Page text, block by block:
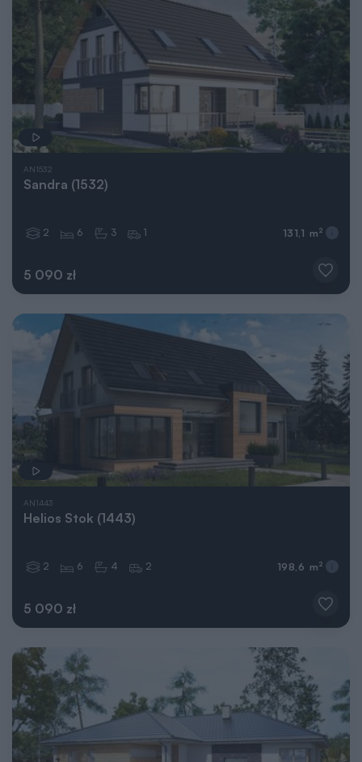
AN1532
Sandra (1532)
5 090 zł
2 6 3 1 131,1 m 2
AN1443
Helios Stok (1443)
5 090 zł
2 6 4 2 198,6 m 2